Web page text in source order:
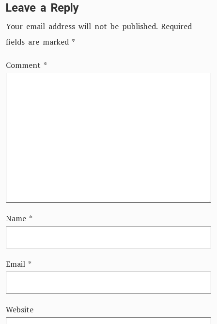
Leave a Reply
Your email address will not be published. Required
fields are marked *
Comment *
Name *
Email *
Website